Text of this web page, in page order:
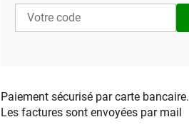
Paiement sécurisé par carte bancaire.
Les factures sont envoyées par mail